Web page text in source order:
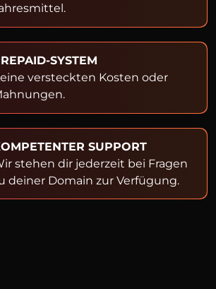
SYSTEM
versteckten Kosten oder
SUPPORT
stehen dir jederzeit bei Fragen
deiner Domain zur Verfügung.